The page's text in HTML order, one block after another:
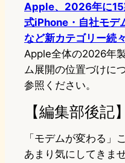
Apple、2026年に15
式iPhone・自社モデ
など新カテゴリー続々
Apple全体の2026年
ム展開の位置づけに
参照ください。
【編集部後記】
「モデムが変わる」
あまり気にしてきま